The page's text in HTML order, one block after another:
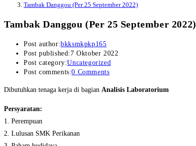
Tambak Danggou (Per 25 September 2022)
Tambak Danggou (Per 25 September 2022)
Post author:bkksmkpkp165
Post published: 7 Oktober 2022
Post category:Uncategorized
Post comments:0 Comments
Dibutuhkan tenaga kerja di bagian Analisis Laboratorium
Persyaratan:
1. Perempuan
2. Lulusan SMK Perikanan